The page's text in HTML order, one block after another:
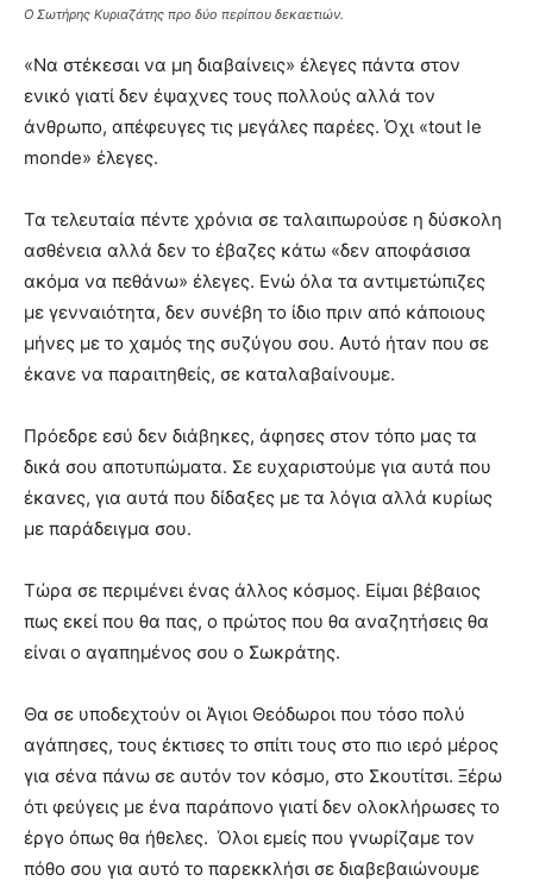
Ο Σωτήρης Κυριαζάτης προ δύο περίπου δεκαετιών.
«Να στέκεσαι να μη διαβαίνεις» έλεγες πάντα στον
ενικό γιατί δεν έψαχνες τους πολλούς αλλά τον
άνθρωπο, απέφευγες τις μεγάλες παρέες. Όχι «tout le
monde» έλεγες.
Τα τελευταία πέντε χρόνια σε ταλαιπωρούσε η δύσκολη
ασθένεια αλλά δεν το έβαζες κάτω «δεν αποφάσισα
ακόμα να πεθάνω» έλεγες. Ενώ όλα τα αντιμετώπιζες
με γενναιότητα, δεν συνέβη το ίδιο πριν από κάποιους
μήνες με το χαμός της συζύγου σου. Αυτό ήταν που σε
έκανε να παραιτηθείς, σε καταλαβαίνουμε.
Πρόεδρε εσύ δεν διάβηκες, άφησες στον τόπο μας τα
δικά σου αποτυπώματα. Σε ευχαριστούμε για αυτά που
έκανες, για αυτά που δίδαξες με τα λόγια αλλά κυρίως
με παράδειγμα σου.
Τώρα σε περιμένει ένας άλλος κόσμος. Είμαι βέβαιος
πως εκεί που θα πας, ο πρώτος που θα αναζητήσεις θα
είναι ο αγαπημένος σου ο Σωκράτης.
Θα σε υποδεχτούν οι Άγιοι Θεόδωροι που τόσο πολύ
αγάπησες, τους έκτισες το σπίτι τους στο πιο ιερό μέρος
για σένα πάνω σε αυτόν τον κόσμο, στο Σκουτίτσι. Ξέρω
ότι φεύγεις με ένα παράπονο γιατί δεν ολοκλήρωσες το
έργο όπως θα ήθελες. Όλοι εμείς που γνωρίζαμε τον
πόθο σου για αυτό το παρεκκλήσι σε διαβεβαιώνουμε